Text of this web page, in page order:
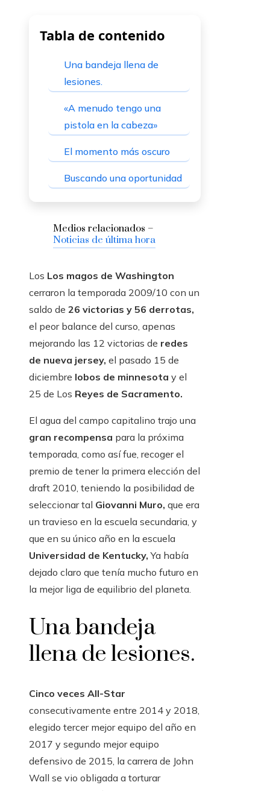
Tabla de contenido
Una bandeja llena de
lesiones.
«A menudo tengo una
pistola en la cabeza»
El momento más oscuro
Buscando una oportunidad
Medios relacionados –
Noticias de última hora
Los Los magos de Washington
cerraron la temporada 2009/10 con un
saldo de 26 victorias y 56 derrotas,
el peor balance del curso, apenas
mejorando las 12 victorias de redes
de nueva jersey, el pasado 15 de
diciembre lobos de minnesota y el
25 de Los Reyes de Sacramento.
El agua del campo capitalino trajo una
gran recompensa para la próxima
temporada, como así fue, recoger el
premio de tener la primera elección del
draft 2010, teniendo la posibilidad de
seleccionar tal Giovanni Muro, que era
un travieso en la escuela secundaria, y
que en su único año en la escuela
Universidad de Kentucky, Ya había
dejado claro que tenía mucho futuro en
la mejor liga de equilibrio del planeta.
Una bandeja
llena de lesiones.
Cinco veces All-Star
consecutivamente entre 2014 y 2018,
elegido tercer mejor equipo del año en
2017 y segundo mejor equipo
defensivo de 2015, la carrera de John
Wall se vio obligada a torturar